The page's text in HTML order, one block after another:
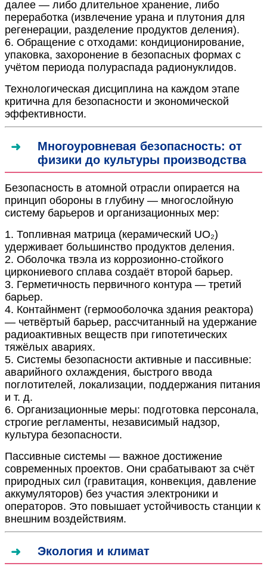
далее — либо длительное хранение, либо
переработка (извлечение урана и плутония для
регенерации, разделение продуктов деления).
6. Обращение с отходами: кондиционирование,
упаковка, захоронение в безопасных формах с
учётом периода полураспада радионуклидов.
Технологическая дисциплина на каждом этапе
критична для безопасности и экономической
эффективности.
Многоуровневая безопасность: от
физики до культуры производства
Безопасность в атомной отрасли опирается на
принцип обороны в глубину — многослойную
систему барьеров и организационных мер:
1. Топливная матрица (керамический UO₂)
удерживает большинство продуктов деления.
2. Оболочка твэла из коррозионно-стойкого
циркониевого сплава создаёт второй барьер.
3. Герметичность первичного контура — третий
барьер.
4. Контайнмент (гермооболочка здания реактора)
— четвёртый барьер, рассчитанный на удержание
радиоактивных веществ при гипотетических
тяжёлых авариях.
5. Системы безопасности активные и пассивные:
аварийного охлаждения, быстрого ввода
поглотителей, локализации, поддержания питания
и т. д.
6. Организационные меры: подготовка персонала,
строгие регламенты, независимый надзор,
культура безопасности.
Пассивные системы — важное достижение
современных проектов. Они срабатывают за счёт
природных сил (гравитация, конвекция, давление
аккумуляторов) без участия электроники и
операторов. Это повышает устойчивость станции к
внешним воздействиям.
Экология и климат